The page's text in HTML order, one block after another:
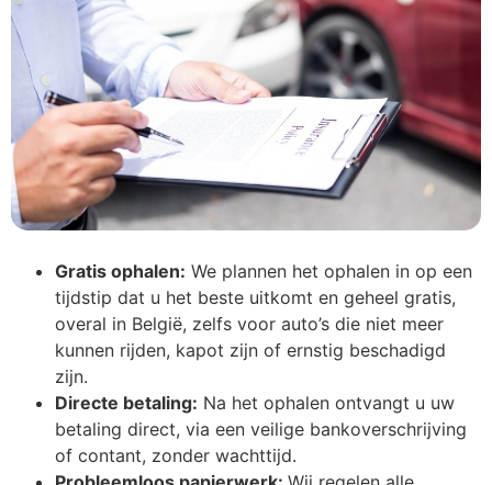
Gratis ophalen: We plannen het ophalen in op een
tijdstip dat u het beste uitkomt en geheel gratis,
overal in België, zelfs voor auto’s die niet meer
kunnen rijden, kapot zijn of ernstig beschadigd
zijn.
Directe betaling: Na het ophalen ontvangt u uw
betaling direct, via een veilige bankoverschrijving
of contant, zonder wachttijd.